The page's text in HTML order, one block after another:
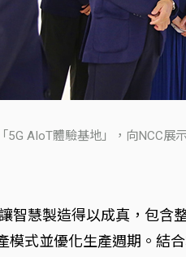
「5G AIoT體驗基地」，向NCC展
智慧製造得以成真，包
模式並優化生產週期。結